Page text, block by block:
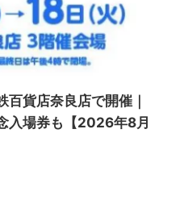
百貨店奈良店で開催｜
入場券も【2026年8月